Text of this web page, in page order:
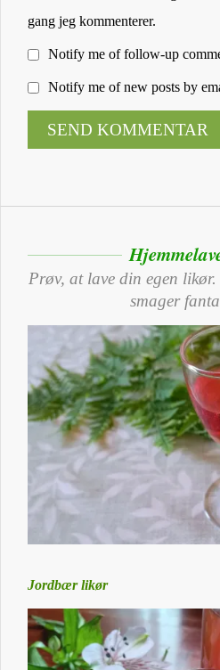
gang jeg kommenterer.
Notify me of follow-up
Notify me of new posts by
Prøv, at lave din egen
smager
Jordbær likør